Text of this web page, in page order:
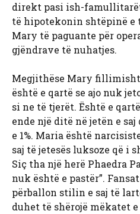
direkt pasi ish-
të hipotekonin shtëpinë e
Mary të paguante për
gjëndrave të nuhatjes.
Megjithëse Mary fillimisht
është e qartë se ajo nuk
si ne të tjerët. Është e
ende një ditë në jetën e saj
e 1%. Maria është
saj të jetesës luksoze që i
Siç tha një herë Phaedra
nuk është e pastër”.
përballon stilin e saj të
duhet të shërojë mëkatet